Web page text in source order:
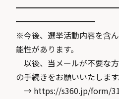
━━━━━━━━━━
※今後、選挙活動内容を含
能性があります。
以後、当メールが不要な
の手続きをお願いいたします
→ https://s360.jp/form/